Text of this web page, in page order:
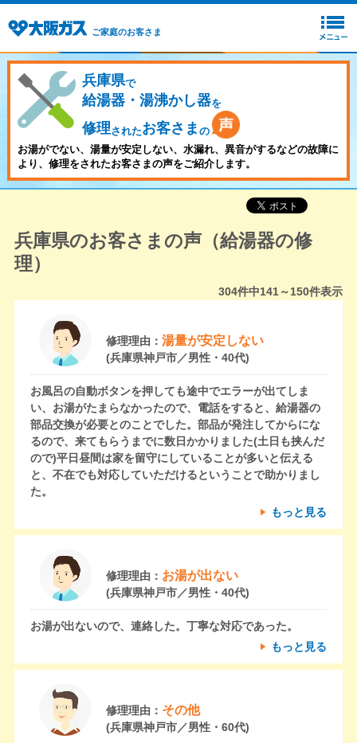
ご家庭のお客さま
兵庫県で
給湯器・湯沸かし器を
修理されたお客さま の
お湯がでない、湯量が安定しない、水漏れ、異音がするなどの故障に
より、修理をされたお客さまの声をご紹介します。
兵庫県のお客さまの声（給湯器の修
理）
304件中141～150件表示
修理理由： 湯量が安定しない
(兵庫県神戸市／男性・40代)
お風呂の自動ボタンを押しても途中でエラーが出てしま
い、お湯がたまらなかったので、電話をすると、給湯器の
部品交換が必要とのことでした。部品が発注してからにな
るので、来てもらうまでに数日かかりました(土日も挟んだ
ので)平日昼間は家を留守にしていることが多いと伝える
と、不在でも対応していただけるということで助かりまし
た。
もっと見る
修理理由： お湯が出ない
(兵庫県神戸市／男性・40代)
お湯が出ないので、連絡した。丁寧な対応であった。
もっと見る
修理理由： その他
(兵庫県神戸市／男性・60代)